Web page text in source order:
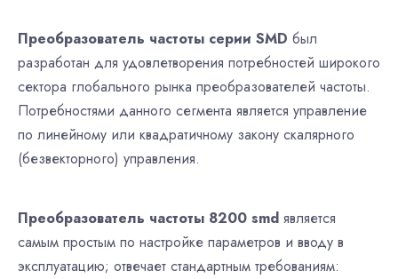
Преобразователь частоты серии SMD был
разработан для удовлетворения потребностей широкого
сектора глобального рынка преобразователей частоты.
Потребностями данного сегмента является управление
по линейному или квадратичному закону скалярного
(безвекторного) управления.
Преобразователь частоты 8200 smd является
самым простым по настройке параметров и вводу в
эксплуатацию; отвечает стандартным требованиям: